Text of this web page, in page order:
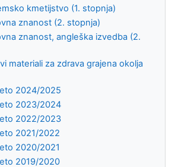
kmetijstvo (1. stopnja)
znanost (2. stopnja)
znanost, angleška izvedba (2.
materiali za zdrava grajena okolja
2024/2025
2023/2024
2022/2023
2021/2022
2020/2021
2019/2020